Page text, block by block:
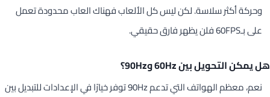
وحركة أكثر سلاسة. لكن ليس كل الألعاب فهناك العاب محدودة تعمل
على بـ60FPS فلن يظهر فارق حقيقي.
هل يمكن التحويل بين 60Hz و90Hz؟
نعم، معظم الهواتف التي تدعم 90Hz توفر خيارًا في الإعدادات للتبديل بين